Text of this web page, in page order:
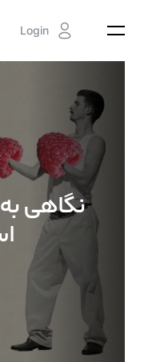
Login
نگاهی